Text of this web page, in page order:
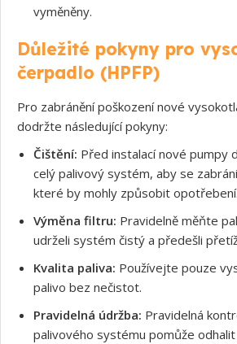
vyměněny.
Důležité pokyny pro
čerpadlo (HPFP)
Pro zabránění poškození nové
dodržte následující pokyny:
Čištění: Před instalací nové pumpy
celý palivový systém, aby se
které by mohly způsobit opotřebení.
Výměna filtru: Pravidelně měňte
udrželi systém čistý a předešli
Kvalita paliva: Používejte pouze
palivo bez nečistot.
Pravidelná údržba: Pravidelná
palivového systému pomůže
Souhlasím s GDPR